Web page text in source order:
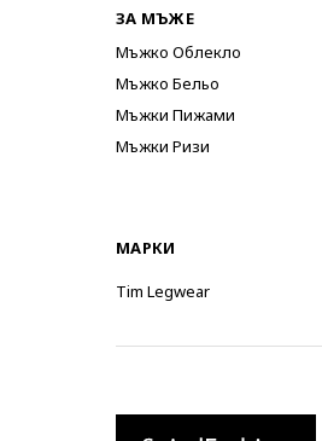
ЗА МЪЖЕ
Мъжко Облекло
Мъжко Бельо
Мъжки Пижами
Мъжки Ризи
МАРКИ
Tim Legwear